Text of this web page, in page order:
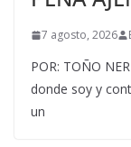
7 agosto, 2026
POR: TOÑO
donde soy y
un